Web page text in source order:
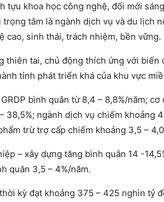
tựu khoa học công nghệ, đổi mới
tâm là ngành dịch vụ và du lịch
cao, sinh thái, trách nhiệm, bền vững.
thiên tai, chủ động thích ứng với
tỉnh phát triển khá của khu vực
bình quân từ 8,4 – 8,8%/năm;
38,5%; ngành dịch vụ chiếm khoảng
trừ trợ cấp chiếm khoảng 3,5 –
– xây dựng tăng bình quân 14 -
quân 3,5 – 4%/năm.
kỳ đạt khoảng 375 – 425 nghìn tỷ